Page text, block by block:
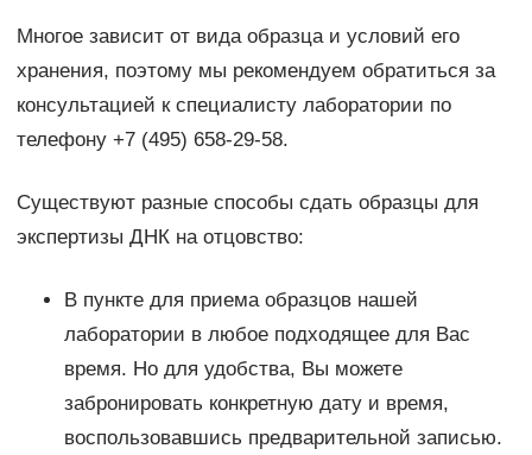
Многое зависит от вида образца и условий его
хранения, поэтому мы рекомендуем обратиться за
консультацией к специалисту лаборатории по
телефону +7 (495) 658-29-58.
Существуют разные способы сдать образцы для
экспертизы ДНК на отцовство:
В пункте для приема образцов нашей
лаборатории в любое подходящее для Вас
время. Но для удобства, Вы можете
забронировать конкретную дату и время,
воспользовавшись предварительной записью.